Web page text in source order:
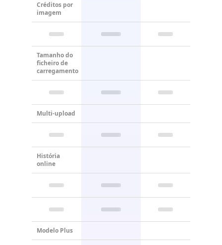
Créditos por
imagem
Tamanho do
ficheiro de
carregamento
Multi-upload
História
online
Modelo Plus